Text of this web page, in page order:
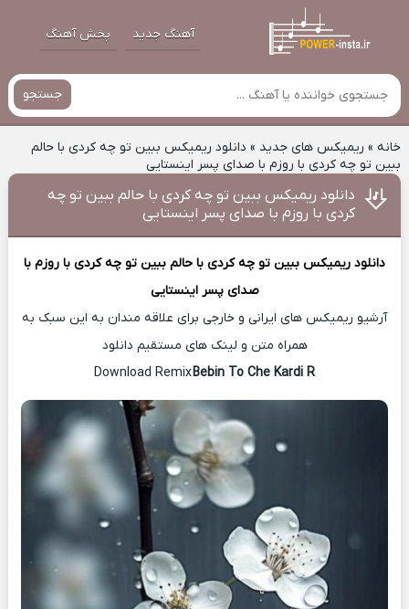
آهنگ جدید پخش آهنگ
جستجو
خانه» ریمیکس های جدید » دانلود ریمیکس ببین تو‌ چه کردی با حالم
ببین تو چه کردی با روزم با صدای پسر اینستایی
دانلود ریمیکس ببین تو‌ چه کردی با حالم ببین تو چه
کردی با روزم با صدای پسر اینستایی
دانلود ریمیکس ببین تو‌ چه کردی با حالم ببین تو چه کردی با روزم با
صدای پسر اینستایی
آرشیو ریمیکس های ایرانی و خارجی برای علاقه مندان به این سبک به
همراه متن و لینک های مستقیم دانلود
Download Remix
Bebin To Che Kardi R